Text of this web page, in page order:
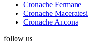
Cronache Fermane
Cronache Maceratesi
Cronache Ancona
follow us